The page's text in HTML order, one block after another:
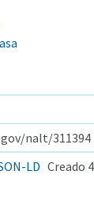
nalt/311394
LD Creado